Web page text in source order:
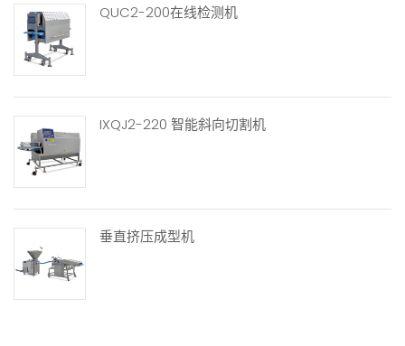
QUC2-200在线检测机
IXQJ2-220 智能斜向切割机
垂直挤压成型机